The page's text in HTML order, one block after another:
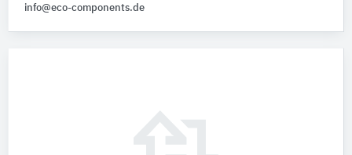
info@eco-components.de